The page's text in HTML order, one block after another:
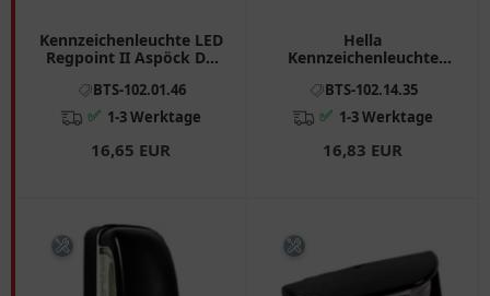
Kennzeichenleuchte LED
Regpoint II Aspöck DC
BTS-102.01.46
✅ 1-3 Werktage
16,65 EUR
Hella
Kennzeichenleuchte
BTS-102.14.35
✅ 1-3 Werktage
16,83 EUR